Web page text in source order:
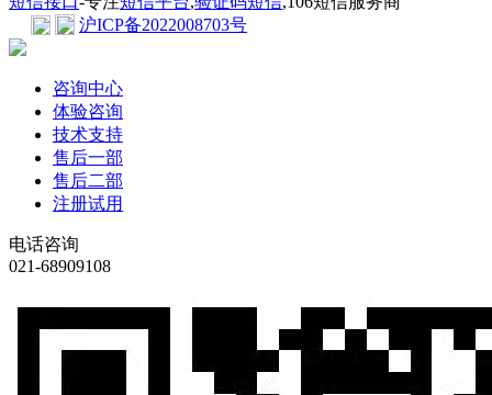
沪ICP备2022008703号
咨询中心
体验咨询
技术支持
售后一部
售后二部
注册试用
电话咨询
021-68909108